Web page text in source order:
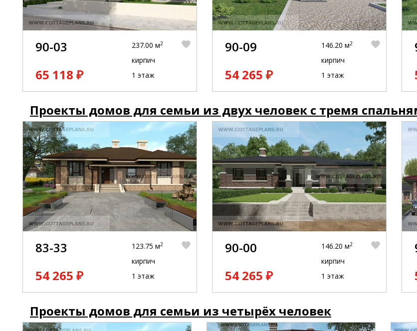
90-03
65 118 ₽
237.00 м2
кирпич
1 этаж
90-09
54 265 ₽
146.20 м2
кирпич
1 этаж
Проекты домов для семьи из двух человек с тремя
83-33
54 265 ₽
123.75 м2
кирпич
1 этаж
90-00
54 265 ₽
146.20 м2
кирпич
1 этаж
Проекты домов для семьи из четырёх человек